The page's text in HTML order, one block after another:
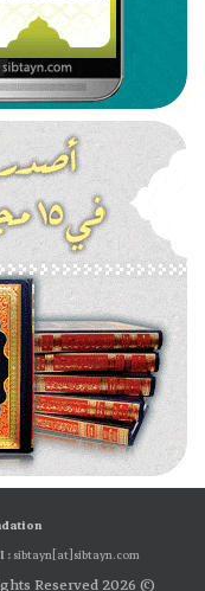
:sibtayn[at]sibtayn.com
© 2026 Sibtayn International Foundation. All Rights Reserved.